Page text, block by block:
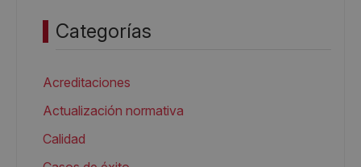
Categorías
Acreditaciones
Actualización normativa
Calidad